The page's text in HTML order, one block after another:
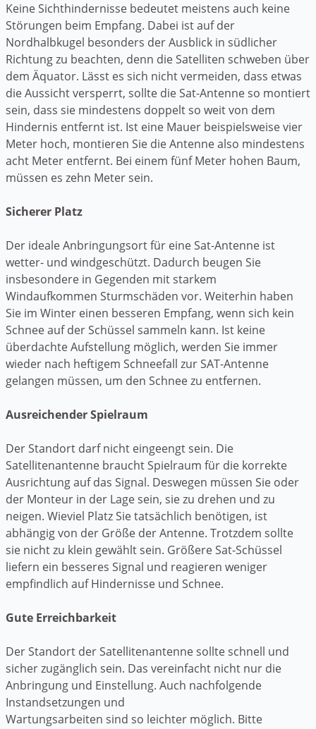
Keine Sichthindernisse bedeutet meistens auch keine
Störungen beim Empfang. Dabei ist auf der
Nordhalbkugel besonders der Ausblick in südlicher
Richtung zu beachten, denn die Satelliten schweben über
dem Äquator. Lässt es sich nicht vermeiden, dass etwas
die Aussicht versperrt, sollte die Sat-Antenne so montiert
sein, dass sie mindestens doppelt so weit von dem
Hindernis entfernt ist. Ist eine Mauer beispielsweise vier
Meter hoch, montieren Sie die Antenne also mindestens
acht Meter entfernt. Bei einem fünf Meter hohen Baum,
müssen es zehn Meter sein.
Sicherer Platz
Der ideale Anbringungsort für eine Sat-Antenne ist
wetter- und windgeschützt. Dadurch beugen Sie
insbesondere in Gegenden mit starkem
Windaufkommen Sturmschäden vor. Weiterhin haben
Sie im Winter einen besseren Empfang, wenn sich kein
Schnee auf der Schüssel sammeln kann. Ist keine
überdachte Aufstellung möglich, werden Sie immer
wieder nach heftigem Schneefall zur SAT-Antenne
gelangen müssen, um den Schnee zu entfernen.
Ausreichender Spielraum
Der Standort darf nicht eingeengt sein. Die
Satellitenantenne braucht Spielraum für die korrekte
Ausrichtung auf das Signal. Deswegen müssen Sie oder
der Monteur in der Lage sein, sie zu drehen und zu
neigen. Wieviel Platz Sie tatsächlich benötigen, ist
abhängig von der Größe der Antenne. Trotzdem sollte
sie nicht zu klein gewählt sein. Größere Sat-Schüssel
liefern ein besseres Signal und reagieren weniger
empfindlich auf Hindernisse und Schnee.
Gute Erreichbarkeit
Der Standort der Satellitenantenne sollte schnell und
sicher zugänglich sein. Das vereinfacht nicht nur die
Anbringung und Einstellung. Auch nachfolgende
Instandsetzungen und
Wartungsarbeiten sind so leichter möglich. Bitte